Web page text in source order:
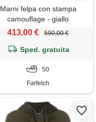
Marni felpa con stampa
camouflage - giallo
413,00 € 590,00 €
Sped. gratuita
50
Farfetch